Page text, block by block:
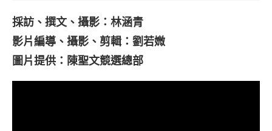
採訪、撰文、攝影：林涵青
影片編導、攝影、剪輯：劉若媺
圖片提供：陳聖文競選總部